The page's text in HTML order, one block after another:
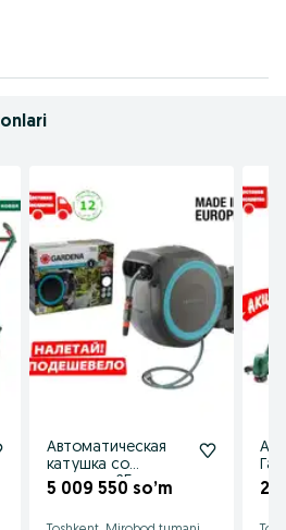
Автоматическая
катушка со
шлангом 25 м
5 009 550 so’m 2